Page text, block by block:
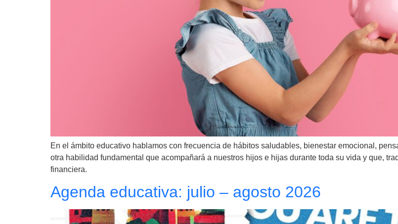
En el ámbito educativo hablamos con frecuencia de hábitos saludables, bienestar emocional,
otra habilidad fundamental que acompañará a nuestros hijos e hijas durante toda su vida y que,
financiera.
Agenda educativa: julio – agosto 2026